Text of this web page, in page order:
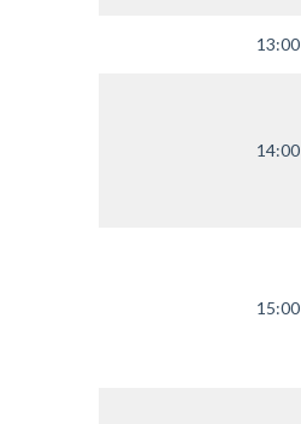
13:00
14:00
15:00